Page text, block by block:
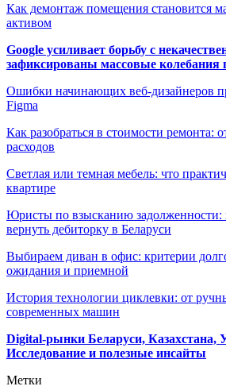
Как демонтаж помещения становится
активом
Google усиливает борьбу с
зафиксированы массовые колебания
Ошибки начинающих веб-дизайнеров
Figma
Как разобраться в стоимости ремонта:
расходов
Светлая или темная мебель: что
квартире
Юристы по взысканию задолженности:
вернуть дебиторку в Беларуси
Выбираем диван в офис: критерии
ожидания и приемной
История технологии циклевки: от
современных машин
Digital-рынки Беларуси, Казахстана,
Исследование и полезные инсайты
Метки